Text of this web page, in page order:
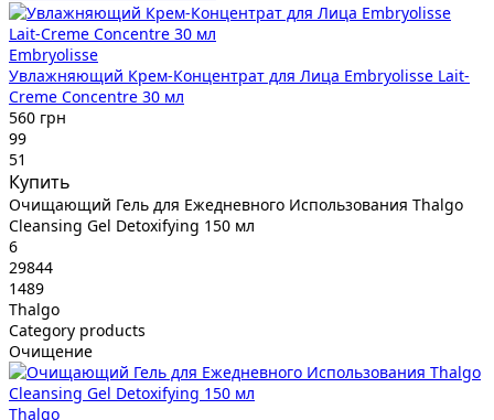
Embryolisse
Увлажняющий Крем-Концентрат для Лица Embryolisse Lait-
Creme Concentre 30 мл
560 грн
99
51
Купить
Очищающий Гель для Ежедневного Использования Thalgo
Cleansing Gel Detoxifying 150 мл
6
29844
1489
Thalgo
Category products
Очищение
Thalgo